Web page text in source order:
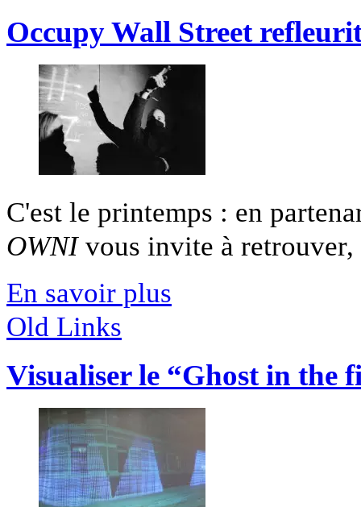
Occupy Wall Street
C'est le printemps : en
OWNIvous invite à
En savoir plus
Old Links
Visualiser le “Ghost in the